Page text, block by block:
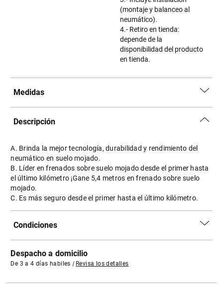
(montaje y balanceo al
neumático).
4.- Retiro en tienda:
depende de la
disponibilidad del producto
en tienda.
Medidas
Descripción
A. Brinda la mejor tecnología, durabilidad y rendimiento del
neumático en suelo mojado.
B. Líder en frenados sobre suelo mojado desde el primer hasta
el último kilómetro ¡Gane 5,4 metros en frenado sobre suelo
mojado.
C. Es más seguro desde el primer hasta el último kilómetro.
Condiciones
Despacho a domicilio
De 3 a 4 días habiles | Revisa los detalles